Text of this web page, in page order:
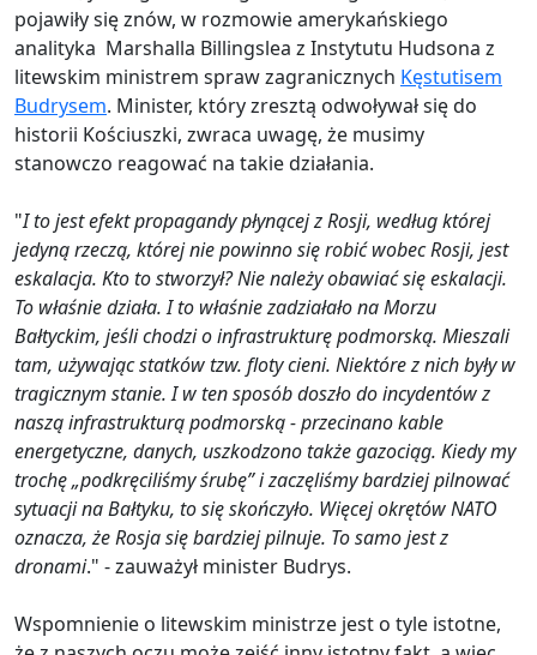
pojawiły się znów, w rozmowie amerykańskiego
analityka Marshalla Billingslea z Instytutu Hudsona z
litewskim ministrem spraw zagranicznych Kęstutisem
Budrysem. Minister, który zresztą odwoływał się do
historii Kościuszki, zwraca uwagę, że musimy
stanowczo reagować na takie działania.
"I to jest efekt propagandy płynącej z Rosji, według której
jedyną rzeczą, której nie powinno się robić wobec Rosji, jest
eskalacja. Kto to stworzył? Nie należy obawiać się eskalacji.
To właśnie działa. I to właśnie zadziałało na Morzu
Bałtyckim, jeśli chodzi o infrastrukturę podmorską. Mieszali
tam, używając statków tzw. floty cieni. Niektóre z nich były w
tragicznym stanie. I w ten sposób doszło do incydentów z
naszą infrastrukturą podmorską - przecinano kable
energetyczne, danych, uszkodzono także gazociąg. Kiedy my
trochę „podkręciliśmy śrubę” i zaczęliśmy bardziej pilnować
sytuacji na Bałtyku, to się skończyło. Więcej okrętów NATO
oznacza, że Rosja się bardziej pilnuje. To samo jest z
dronami." - zauważył minister Budrys.
Wspomnienie o litewskim ministrze jest o tyle istotne,